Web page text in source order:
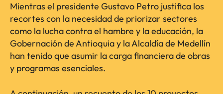
Mientras el presidente Gustavo Petro justifica los
recortes con la necesidad de priorizar sectores
como la lucha contra el hambre y la educación, la
Gobernación de Antioquia y la Alcaldía de Medellín
han tenido que asumir la carga financiera de obras
y programas esenciales.